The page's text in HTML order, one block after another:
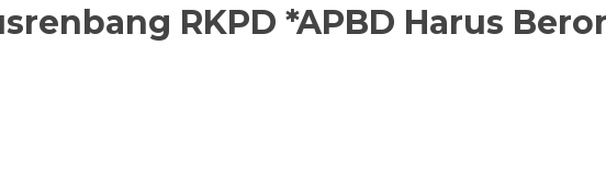
RKPD *APBD Harus